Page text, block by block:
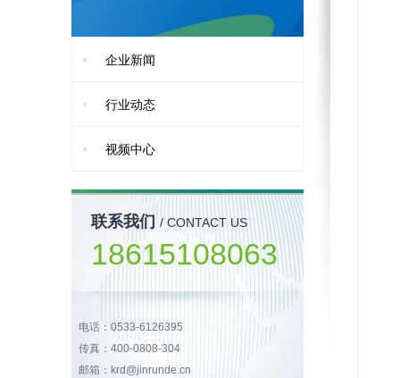
企业新闻
行业动态
视频中心
联系我们 / CONTACT US
18615108063
电话：0533-6126395
传真：400-0808-304
邮箱：krd@jinrunde.cn